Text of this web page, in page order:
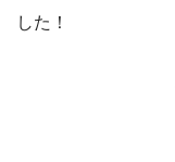
した！